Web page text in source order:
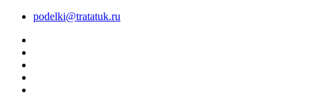
podelki@tratatuk.ru